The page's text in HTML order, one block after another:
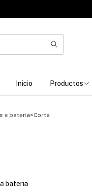
Inicio Productos
a bateria>Corte
bateria